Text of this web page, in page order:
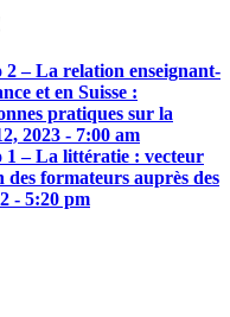
2 – La relation enseignant-
et en Suisse :
pratiques sur la
2023 - 7:00 am
1 – La littératie : vecteur
formateurs auprès des
- 5:20 pm